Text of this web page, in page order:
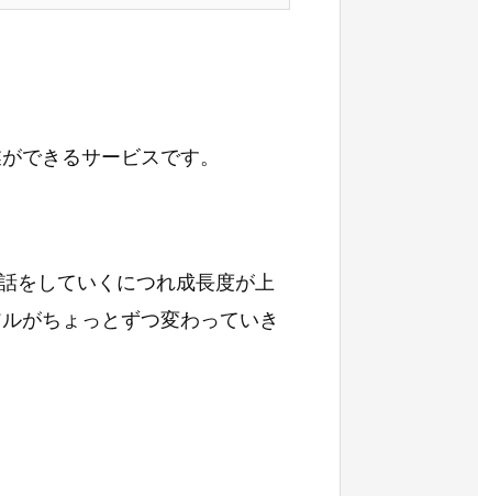
できるサービスです。
をしていくにつれ成長度が上
がちょっとずつ変わっていき